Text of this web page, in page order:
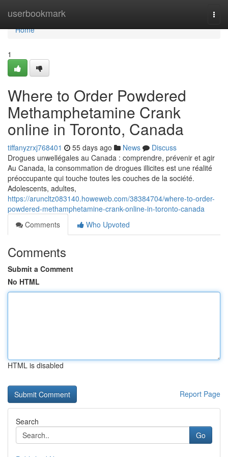
userbookmark
Home
Home
1
Where to Order Powdered
Methamphetamine Crank
online in Toronto, Canada
tiffanyzrxj768401 55 days ago News
Discuss
Drogues unwellégales au Canada : comprendre, prévenir et agir
Au Canada, la consommation de drogues illicites est une réalité
préoccupante qui touche toutes les couches de la société.
Adolescents, adultes,
https://aruncltz083140.howeweb.com/38384704/where-to-order-
powdered-methamphetamine-crank-online-in-toronto-canada
Comments
Who Upvoted
Comments
Submit a Comment
No HTML
HTML is disabled
Report Page
Search
Go